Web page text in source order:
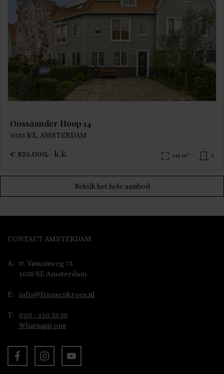
Bekijk het hele aanbod
Oossaander Hoop 14
1035 RX, AMSTERDAM
€ 825.000,- k.k. 142 m 2 5
CONTACT AMSTERDAM
A:
tt. Vasumweg 73
1033 SE Amsterdam
E: info@fransenkroes.nl
T:
020 - 210 35 50
Whatsapp ons